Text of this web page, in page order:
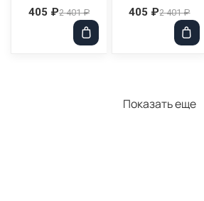
405 ₽2 401 ₽ 405 ₽2 401 ₽
Показать еще